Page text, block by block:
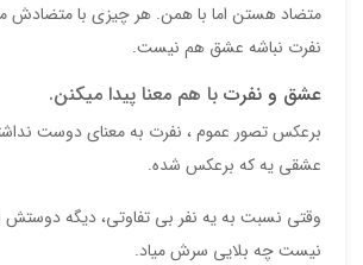
متضاد هستن اما با همن. هر چیزی با متضادش
نفرت نباشه عشق هم نیست.
عشق و نفرت با هم معنا پیدا میکنن.
برعکس تصور عموم ، نفرت به معنای دوست
عشقی یه که برعکس شده.
وقتی نسبت به یه نفر بی تفاوتی، دیگه دوستش
نیست چه بلایی سرش میاد.